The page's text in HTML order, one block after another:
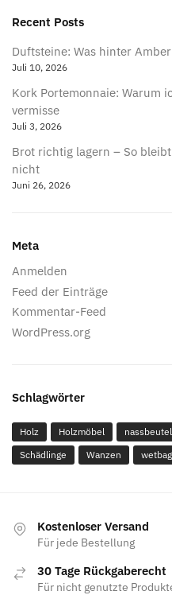
Recent Posts
Duftsteine: Was hinter
Juli 10, 2026
Kork Portemonnaie: Warum
vermisse
Juli 3, 2026
Brot richtig lagern – So
nicht
Juni 26, 2026
Meta
Anmelden
Feed der Einträge
Kommentar-Feed
WordPress.org
Schlagwörter
Holz Holzmöbel
Schädlinge
Wanzen
Kostenloser Versand
Für jede Bestellung
30 Tage Rückgaberecht
Für nicht genutzte